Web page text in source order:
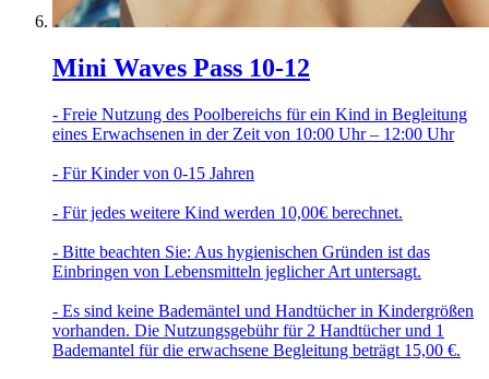
Mini Waves Pass 10-12
- Freie Nutzung des Poolbereichs für ein Kind in Begleitung
eines Erwachsenen in der Zeit von 10:00 Uhr – 12:00 Uhr
- Für Kinder von 0-15 Jahren
- Für jedes weitere Kind werden 10,00€ berechnet.
- Bitte beachten Sie: Aus hygienischen Gründen ist das
Einbringen von Lebensmitteln jeglicher Art untersagt.
- Es sind keine Bademäntel und Handtücher in Kindergrößen
vorhanden. Die Nutzungsgebühr für 2 Handtücher und 1
Bademantel für die erwachsene Begleitung beträgt 15,00 €.